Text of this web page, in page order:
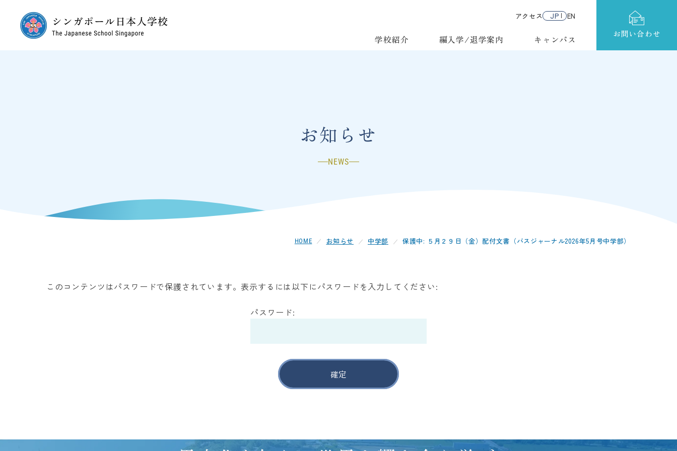
学校紹介 編入学/退学案内 キャンパス
アクセス JP EN
お知らせ
NEWS
HOME お知らせ 中学部 保護中: ５月２９日（金）配付文書（バスジャーナル2026年5月号中学部）
このコンテンツはパスワードで保護されています。表示するには以下にパスワードを入力してください:
パスワード:
お問い合わせ